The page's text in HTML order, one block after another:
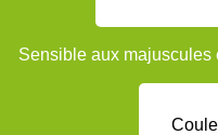
Sensible aux majuscules